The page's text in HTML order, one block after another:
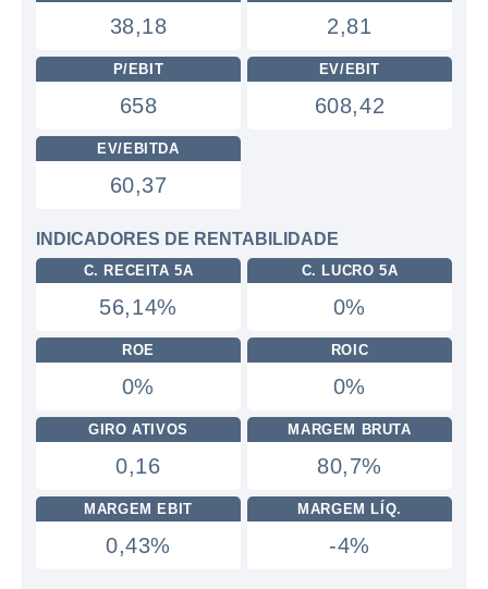
38,18 2,81
P/EBIT
658
EV/EBIT
608,42
EV/EBITDA
60,37
INDICADORES DE RENTABILIDADE
C. RECEITA 5A
56,14%
C. LUCRO 5A
0%
ROE
0%
ROIC
0%
GIRO ATIVOS
0,16
MARGEM BRUTA
80,7%
MARGEM EBIT
0,43%
MARGEM LÍQ.
-4%